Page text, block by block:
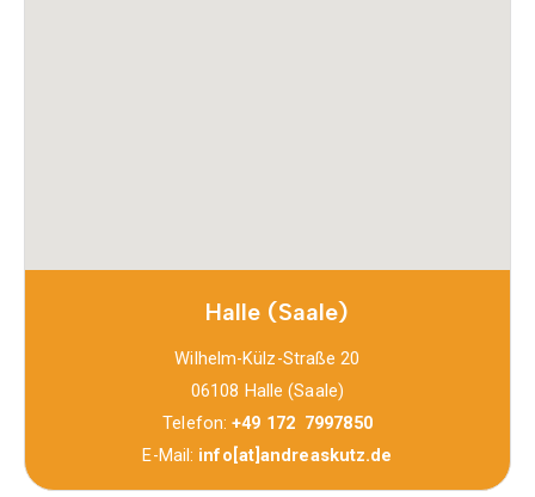
Halle (Saale)
Wilhelm-Külz-Straße 20
06108 Halle (Saale)
Telefon:+49 172 7997850
E-Mail: info[at]andreaskutz.de